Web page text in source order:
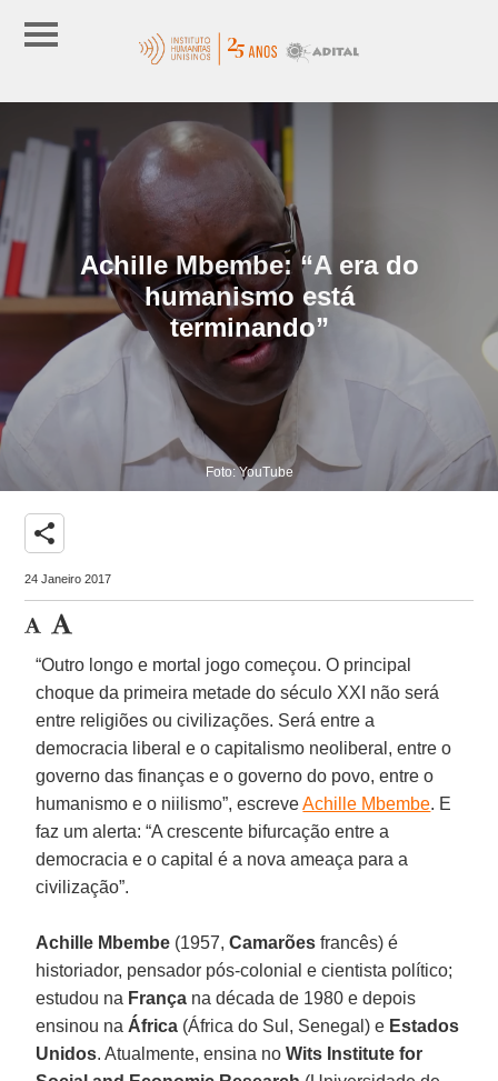
Achille Mbembe: “A era do
humanismo está
terminando”
Foto: YouTube
share
24 Janeiro 2017
“Outro longo e mortal jogo começou. O principal
choque da primeira metade do século XXI não será
entre religiões ou civilizações. Será entre a
democracia liberal e o capitalismo neoliberal, entre o
governo das finanças e o governo do povo, entre o
humanismo e o niilismo”, escreveAchille Mbembe. E
faz um alerta: “A crescente bifurcação entre a
democracia e o capital é a nova ameaça para a
civilização”.
Achille Mbembe (1957,Camarões francês) é
historiador, pensador pós-colonial e cientista político;
estudou na França na década de 1980 e depois
ensinou na África (África do Sul, Senegal) e Estados
Unidos. Atualmente, ensina noWits Institute for